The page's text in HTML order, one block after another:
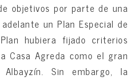
objetivos por parte de una
un Plan Especial de
hubiera fijado criterios
Casa Agreda como el gran
Sin embargo, la